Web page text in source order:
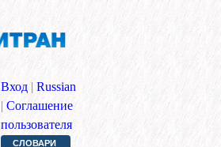
Вход | Russian
| Соглашение
пользователя
СЛОВАРИ